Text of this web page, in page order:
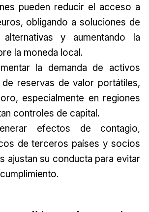
pueden reducir el acceso a
obligando a soluciones de
alternativas y aumentando la
la moneda local.
la demanda de activos
reservas de valor portátiles,
especialmente en regiones
controles de capital.
efectos de contagio,
de terceros países y socios
ajustan su conducta para evitar